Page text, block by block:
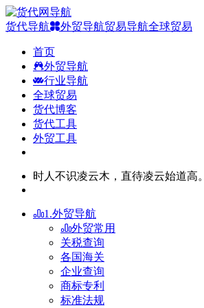
货代导航 外贸导航贸易导航全球贸易
首页
外贸导航
行业导航
全球贸易
货代博客
货代工具
外贸工具
时人不识凌云木，直待凌云始道高。
1.外贸导航
外贸常用
关税查询
各国海关
企业查询
商标专利
标准法规